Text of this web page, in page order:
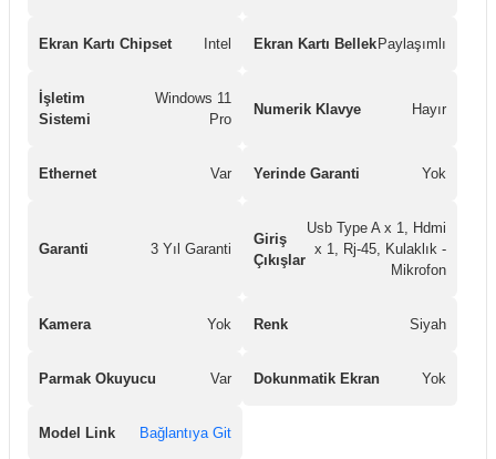
Ekran Kartı Chipset Intel Ekran Kartı Bellek Paylaşımlı
İşletim
Sistemi
Windows 11
Pro
Numerik Klavye Hayır
Ethernet Var Yerinde Garanti Yok
Garanti 3 Yıl Garanti
Giriş
Çıkışlar
Usb Type A x 1, Hdmi
x 1, Rj-45, Kulaklık -
Mikrofon
Kamera Yok Renk Siyah
Parmak Okuyucu Var Dokunmatik Ekran Yok
Model Link Bağlantıya Git